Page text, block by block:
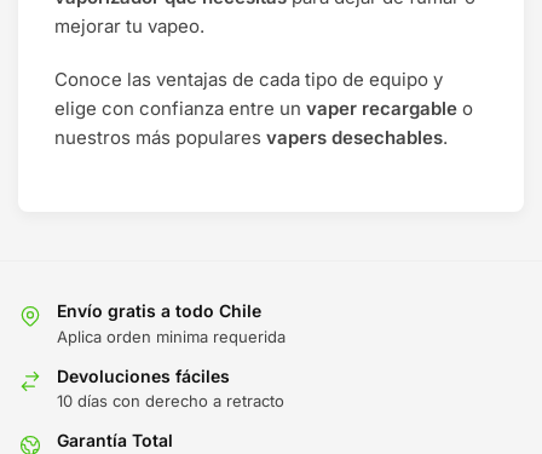
mejorar tu vapeo.
Conoce las ventajas de cada tipo de equipo y
elige con confianza entre un vaper recargable o
nuestros más populares vapers desechables.
Envío gratis a todo Chile
Aplica orden minima requerida
Devoluciones fáciles
10 días con derecho a retracto
Garantía Total